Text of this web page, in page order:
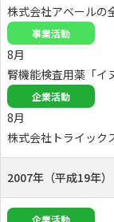
株式会社アベールの
事業活動
8月
腎機能検査用薬「イ
企業活動
8月
株式会社トライック
2007年（平成19年）
企業活動